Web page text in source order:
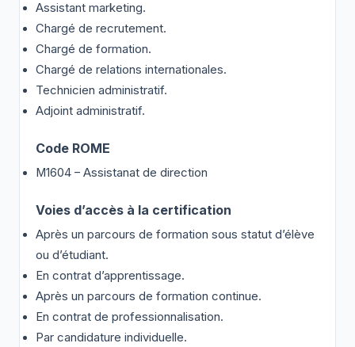
Assistant marketing.
Chargé de recrutement.
Chargé de formation.
Chargé de relations internationales.
Technicien administratif.
Adjoint administratif.
Code ROME
M1604 – Assistanat de direction
Voies d’accès à la certification
Après un parcours de formation sous statut d’élève
ou d’étudiant.
En contrat d’apprentissage.
Après un parcours de formation continue.
En contrat de professionnalisation.
Par candidature individuelle.